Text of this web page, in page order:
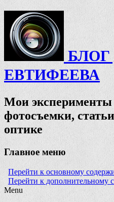
ЕВТИФЕЕВА
Мои эксперименты
фотосъемки,
оптике
Главное меню
Перейти к основному
Перейти к дополнительному
Menu